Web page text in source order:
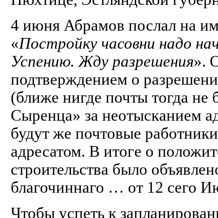
4 июня Абрамов послал на
«Постройку часовни надо
Успению. Жду разрешения».
подтверждением о
(ближе нигде почты тогда
Сыренца» за неотысканием
будут же почтовые
адресатом. В итоге о
строительства было
благочиннаго … от 12 сего
Чтобы успеть к